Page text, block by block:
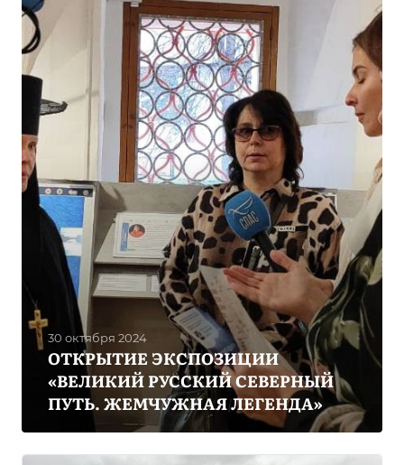
ОТКРЫТИЕ ЭКСПОЗИЦИИ
«ВЕЛИКИЙ РУССКИЙ СЕВЕРНЫЙ
ПУТЬ. ЖЕМЧУЖНАЯ ЛЕГЕНДА»
30 октября 2024